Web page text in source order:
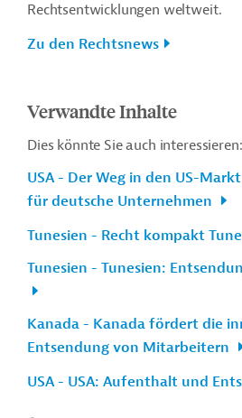
Rechtsentwicklungen weltweit.
Zu den Rechtsnews
Verwandte Inhalte
Dies könnte Sie auch interessieren:
USA - Der Weg in den US-
für deutsche Unternehmen
Tunesien - Recht kompakt
Tunesien - Tunesien:
Kanada - Kanada fördert die
Entsendung von Mitarbeitern
USA - USA: Aufenthalt und